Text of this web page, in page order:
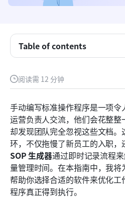
阅读需 12 分钟
手动编写标准操作程序是一项
运营负责人交流，他们会花整整
却发现团队完全忽视这些文档
环，不仅拖慢了新员工的入职
SOP 生成器通过即时记录流程
量管理时间。在本指南中，我将
帮助你选择合适的软件来优化
程序真正得到执行。
Table of contents
为什么静态文档在现代运营
在人工智能SOP生成器中需要
顶级人工智能SOP生成工具
如何成功实施新的流程文档
结论
常见问题
相关阅读